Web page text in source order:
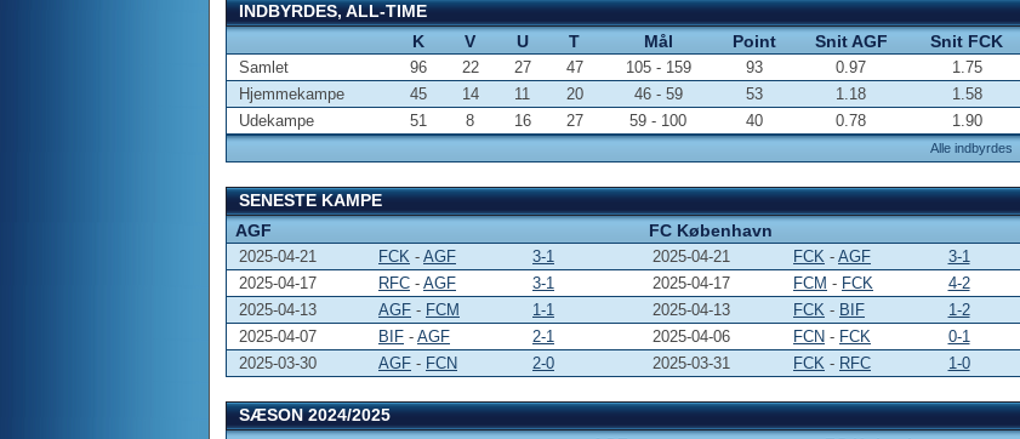
INDBYRDES, ALL-TIME
K
V U T Mål Point Snit AGF Snit FCK
Alle indbyrdes
Samlet 96 22 27 47 105 - 159 93 0.97
1.75
Hjemmekampe
45 14 11 20 46 - 59 53 1.18
1.58
Udekampe
51 8 16 27 59 - 100 40 0.78 1.90
SENESTE KAMPE
AGF
FC København
2025-04-21 FCK - AGF 3-1 2025-04-21 FCK - AGF
3-1
2025-04-17
RFC - AGF 3-1 2025-04-17 FCM - FCK
4-2
2025-04-13
AGF - FCM 1-1 2025-04-13 FCK - BIF
1-2
2025-04-07
BIF - AGF 2-1 2025-04-06 FCN - FCK
0-1
2025-03-30
AGF - FCN 2-0 2025-03-31 FCK - RFC 1-0
SÆSON 2024/2025